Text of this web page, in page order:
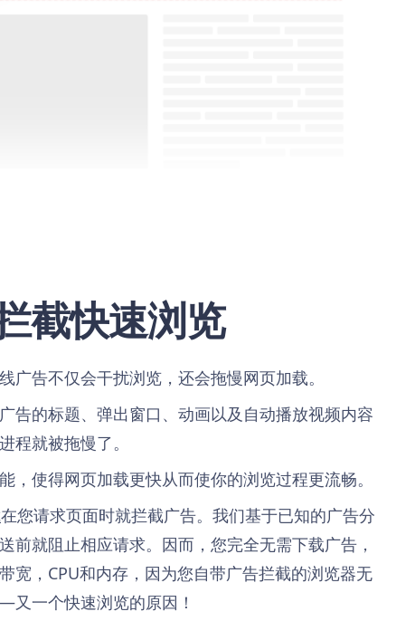
截快速浏览
广告不仅会干扰浏览，还会拖慢网页加载。
告的标题、弹出窗口、动画以及自动播放视频内容
程就被拖慢了。
，使得网页加载更快从而使你的浏览过程更流畅。
在您请求页面时就拦截广告。我们基于已知的广告分
前就阻止相应请求。因而，您完全无需下载广告，
宽，CPU和内存，因为您自带广告拦截的浏览器无
一个快速浏览的原因！